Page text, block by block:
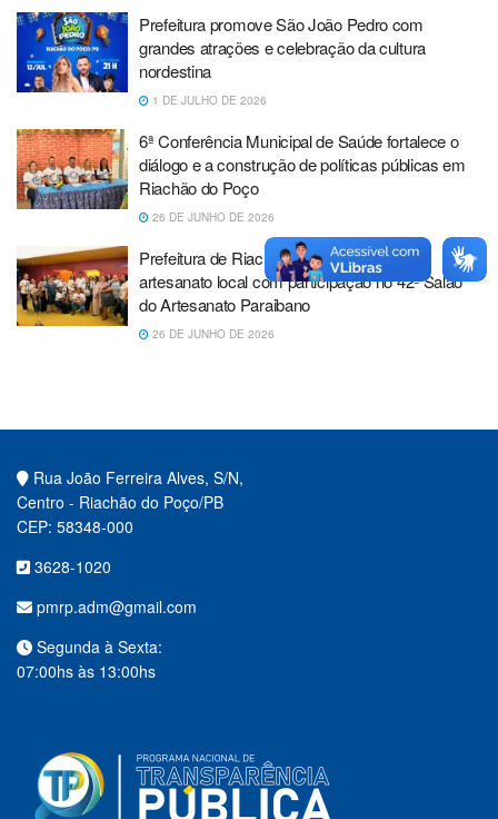
Prefeitura promove São João Pedro com
grandes atrações e celebração da cultura
nordestina
1 DE JULHO DE 2026
6ª Conferência Municipal de Saúde fortalece o
diálogo e a construção de políticas públicas em
Riachão do Poço
26 DE JUNHO DE 2026
Prefeitura de Riachão do Poço fortalece o
artesanato local com participação no 42º Salão
do Artesanato Paraibano
26 DE JUNHO DE 2026
Rua João Ferreira Alves, S/N,
Centro - Riachão do Poço/PB
CEP: 58348-000
3628-1020
pmrp.adm@gmail.com
Segunda à Sexta:
07:00hs às 13:00hs